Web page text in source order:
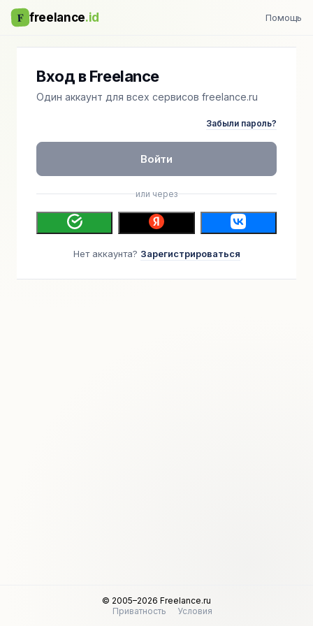
F freelance.id Помощь
Вход в Freelance
Один аккаунт для всех сервисов freelance.ru
Забыли пароль?
Войти
или через
Нет аккаунта? Зарегистрироваться
© 2005–2026 Freelance.ru
Приватность
Условия